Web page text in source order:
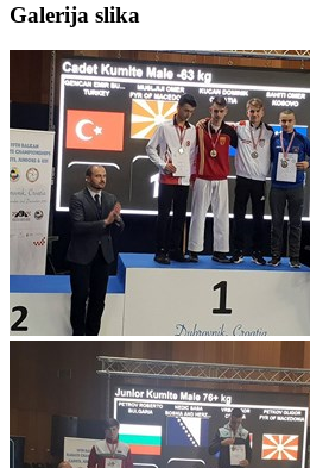
Galerija slika